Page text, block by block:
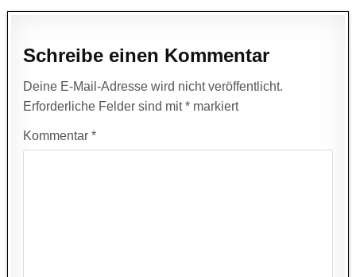
Schreibe einen Kommentar
Deine E-Mail-Adresse wird nicht veröffentlicht.
Erforderliche Felder sind mit* markiert
Kommentar*